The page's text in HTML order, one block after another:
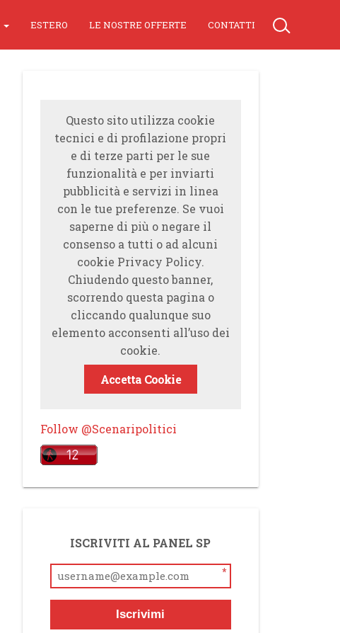
ESTERO LE NOSTRE OFFERTE CONTATTI
Questo sito utilizza cookie
tecnici e di profilazione propri
e di terze parti per le sue
funzionalità e per inviarti
pubblicità e servizi in linea
con le tue preferenze. Se vuoi
saperne di più o negare il
consenso a tutti o ad alcuni
cookie Privacy Policy.
Chiudendo questo banner,
scorrendo questa pagina o
cliccando qualunque suo
elemento acconsenti all’uso dei
cookie.
Accetta Cookie
Follow @Scenaripolitici
ISCRIVITI AL PANEL SP
*
Iscrivimi